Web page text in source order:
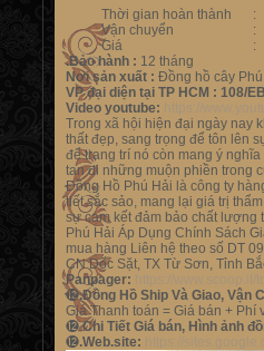
Thời gian hoàn thành
:
Vận chuyển
:
Giá
:
.Bảo hành : 12 tháng
Nơi sản xuất : Đồng hồ cây
VP đại diện tại TP HCM : 108/
Video youtube:
Trong xã hội hiện đại ngày nay
thất đẹp, sang trọng để tôn lên
để trang trí nó còn mang ý
tan đi những muộn phiền trong
Đồng Hồ Phú Hải là công ty
tiết sắc sảo, mang lại giá trị
sự cam kết đảm bảo chất lượng
Phú Hải Áp Dụng Chính Sách
mua hàng Liên hệ theo số DT
CN Dốc Sặt, TX Từ Sơn, Tỉnh
Panpager:
⓬.Đồng Hồ Ship Và Giao, Vận
Giá Thanh toán = Giá bán + Phí
⓬.Chi Tiết Giá bán, Hình ảnh
⓬.Web.site: